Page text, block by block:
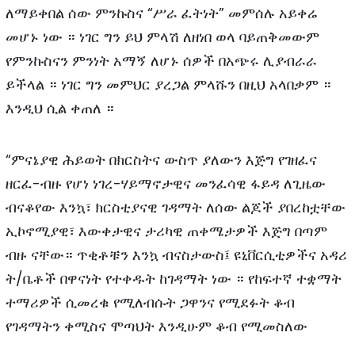
ለማይቀበል ሰው ምንኩስና “ሥራ ፈትነት” መምሰሉ አይቀሬ
መሆኑ ነው ። ነገር ግን ይህ ምላሽ ለዘነበ ወላ ባይጠቅመውም
የምንኩስናን ምንነት አማኝ ለሆኑ ሰዎች በአጭሩ ሊያብራራ
ይችላል ። ነገር ግን መምህር ያረጋል ምላሹን በዚህ አላበቃም ።
እንዲህ ሲል ቀጠለ ።
“ምናኔያዊ ሕይወት በክርስትና ውስጥ ያለውን እጅግ የገዘፈና
ዘርፈ-ብዙ የሆነ ነገረ-ሃይማኖታዊና መንፈሳዊ ፋይዳ ለጊዜው
ብናቆየው እንኳ፣ ክርስቲያናዊ ገዳማት ለሰው ልጆች ያበረከቷቸው
ኢኮኖሚያዊ፣ እውቀታዊና ታሪካዊ ጠቀሜታዎች እጅግ በጣም
ብዙ ናቸው። ጥቂቶቹን እንኳ ብናስታውስ፤ ዩኒቨርሲቲዎችና አዳሪ
ት/ቤቶች በዋናነት የተቀዱት ከገዳማት ነው ። የከፍተኛ ተቋማት
ተማሪዎች ሲመረቁ የሚለብሱት ጋዋንና የሚደፉት ቆብ
የገዳማትን ቀሚስና ሞጣህት እንዲሁም ቆብ የሚመስለው